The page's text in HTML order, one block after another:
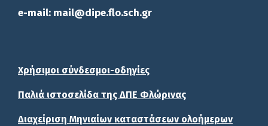
e-mail: mail@dipe.flo.sch.gr
Χρήσιμοι σύνδεσμοι-οδηγίες
Παλιά ιστοσελίδα της ΔΠΕ Φλώρινας
Διαχείριση Μηνιαίων καταστάσεων ολοήμερων